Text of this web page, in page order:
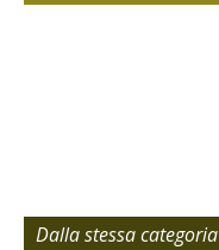
Dalla stessa categoria